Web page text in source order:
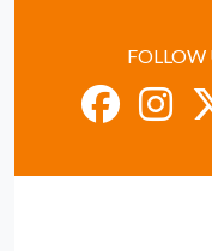
FOLLOW